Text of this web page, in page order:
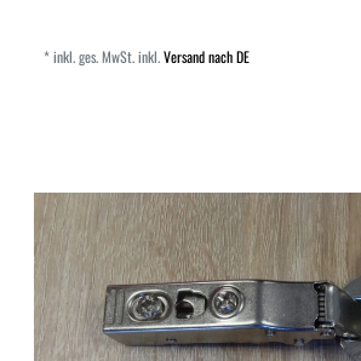
*inkl. ges. MwSt.inkl.Versand nach DE